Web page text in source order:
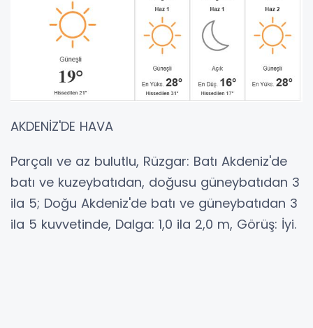
AKDENİZ'DE HAVA
Parçalı ve az bulutlu, Rüzgar: Batı Akdeniz'de
batı ve kuzeybatıdan, doğusu güneybatıdan 3
ila 5; Doğu Akdeniz'de batı ve güneybatıdan 3
ila 5 kuvvetinde, Dalga: 1,0 ila 2,0 m, Görüş: İyi.